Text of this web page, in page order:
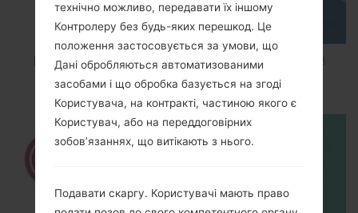
How to Factory Reset through code on LG K8
M200E?
технічно можливо, передавати їх іншому
Контролеру без будь-яких перешкод. Це
положення застосовується за умови, що
Дані обробляються автоматизованими
засобами і що обробка базується на згоді
Користувача, на контракті, частиною якого є
Користувач, або на переддоговірних
зобов’язаннях, що витікають з нього.
Подавати скаргу. Користувачі мають право